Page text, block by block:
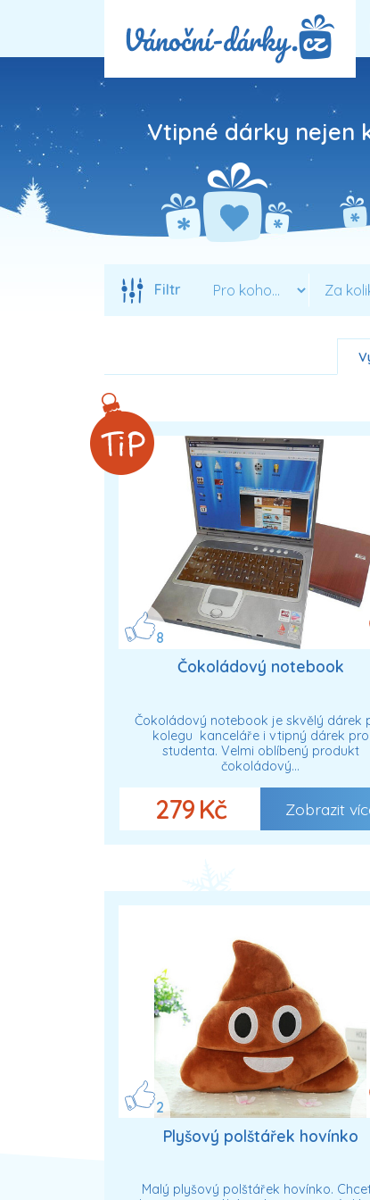
Vtipné dárky nejen
Filtr
8
Čokoládový notebook
Čokoládový notebook je skvělý dárek
kolegu kanceláře i vtipný dárek pro
studenta. Velmi oblíbený produkt
čokoládový…
279 Kč Zobrazit
2
Plyšový polštářek hovínko
Malý plyšový polštářek hovínko.